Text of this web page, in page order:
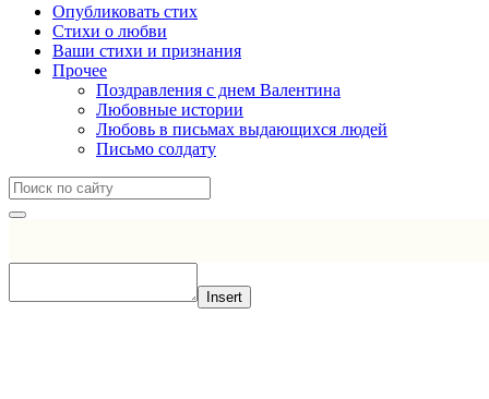
Опубликовать стих
Стихи о любви
Ваши стихи и признания
Прочее
Поздравления с днем Валентина
Любовные истории
Любовь в письмах выдающихся людей
Письмо солдату
Insert